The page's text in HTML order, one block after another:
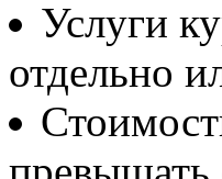
Услуги
отдельно